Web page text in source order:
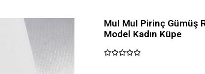
MuI MuI Pirinç Gümüş
Model Kadın Küpe